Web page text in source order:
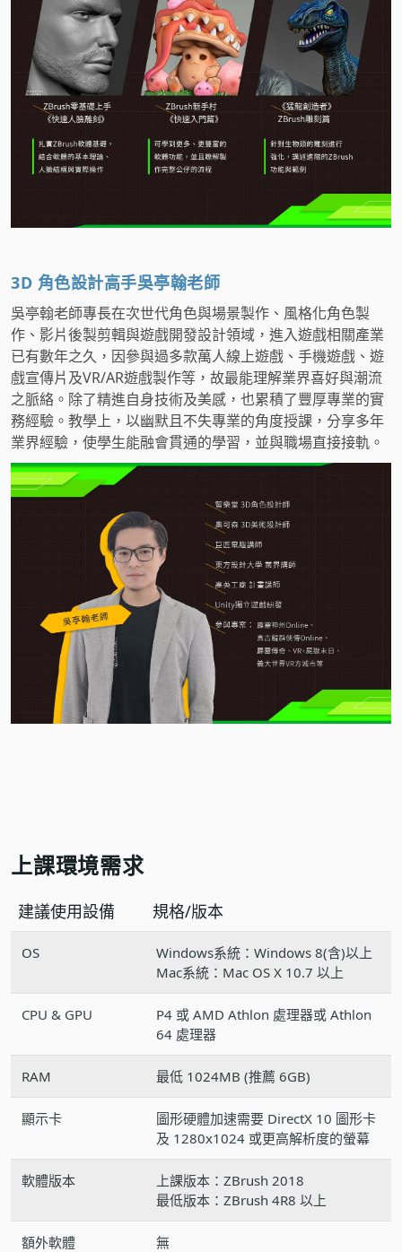
3D 角色設計高手吳亭翰老師
吳亭翰老師專長在次世代角色與場景製作、風格化角色製
作、影片後製剪輯與遊戲開發設計領域，進入遊戲相關產業
已有數年之久，因參與過多款萬人線上遊戲、手機遊戲、遊
戲宣傳片及VR/AR遊戲製作等，故最能理解業界喜好與潮流
之脈絡。除了精進自身技術及美感，也累積了豐厚專業的實
務經驗。教學上，以幽默且不失專業的角度授課，分享多年
業界經驗，使學生能融會貫通的學習，並與職場直接接軌。
上課環境需求
建議使用設備 規格/版本
OS
Windows系統：Windows 8(含)以上
Mac系統：Mac OS X 10.7 以上
CPU & GPU
P4 或 AMD Athlon 處理器或 Athlon
64 處理器
RAM 最低 1024MB (推薦 6GB)
顯示卡
圖形硬體加速需要 DirectX 10 圖形卡
及 1280x1024 或更高解析度的螢幕
軟體版本
上課版本：ZBrush 2018
最低版本：ZBrush 4R8 以上
額外軟體 無